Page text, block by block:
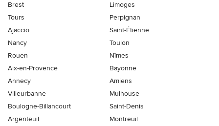
Brest
Limoges
Tours
Perpignan
Ajaccio
Saint-Étienne
Nancy
Toulon
Rouen
Nîmes
Aix-en-Provence
Bayonne
Annecy
Amiens
Villeurbanne
Mulhouse
Boulogne-Billancourt
Saint-Denis
Argenteuil
Montreuil